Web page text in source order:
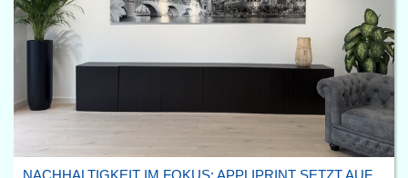
NACHHALTIGKEIT IM FOKUS: APPLIPRINT SETZT AUF